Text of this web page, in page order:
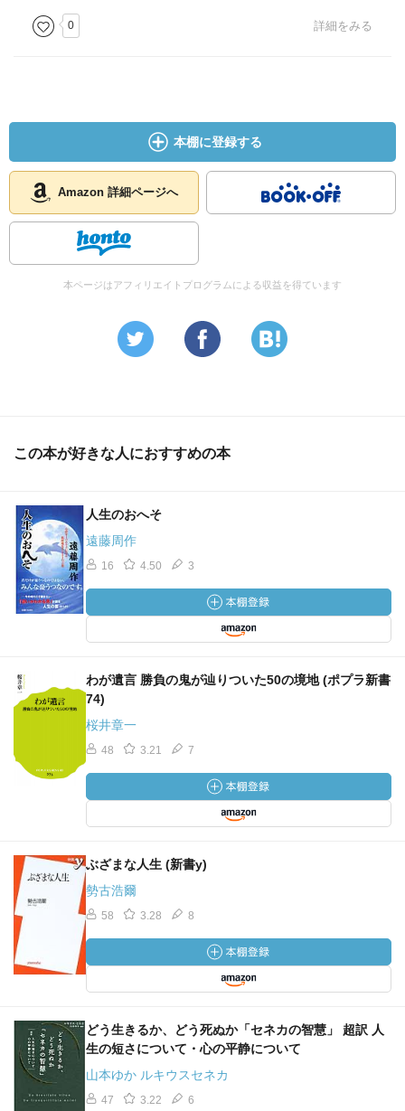
0 詳細をみる
本棚に登録する
Amazon 詳細ページへ
本ページはアフィリエイトプログラムによる収益を得ています
この本が好きな人におすすめの本
人生のおへそ
遠藤周作
16 4.50 3
わが遺言 勝負の鬼が辿りついた50の境地 (ポプラ新書
74)
桜井章一
48 3.21 7
ぶざまな人生 (新書y)
勢古浩爾
58 3.28 8
どう生きるか、どう死ぬか「セネカの智慧」 超訳 人
生の短さについて・心の平静について
山本ゆか ルキウスセネカ
47 3.22 6